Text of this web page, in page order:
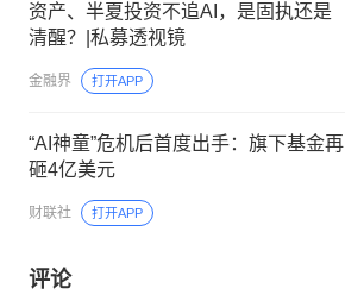
资产、半夏投资不追AI，是固执还是
清醒？|私募透视镜
金融界 打开APP
“AI神童”危机后首度出手：旗下基金再
砸4亿美元
财联社 打开APP
评论